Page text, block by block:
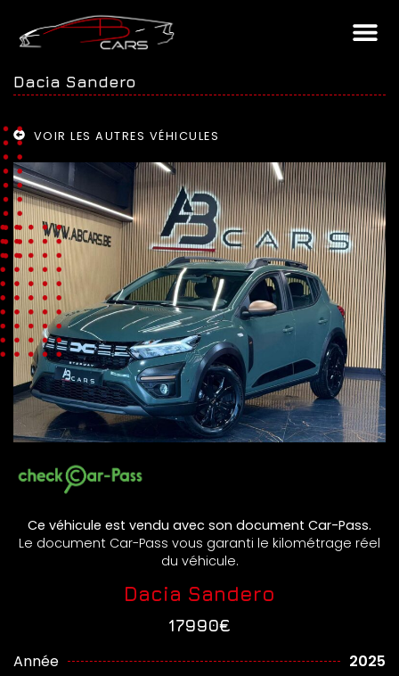
Dacia Sandero
VOIR LES AUTRES VÉHICULES
Ce véhicule est vendu avec son document Car-Pass.
Le document Car-Pass vous garanti le kilométrage réel
du véhicule.
Dacia Sandero
17990€
Année
2025